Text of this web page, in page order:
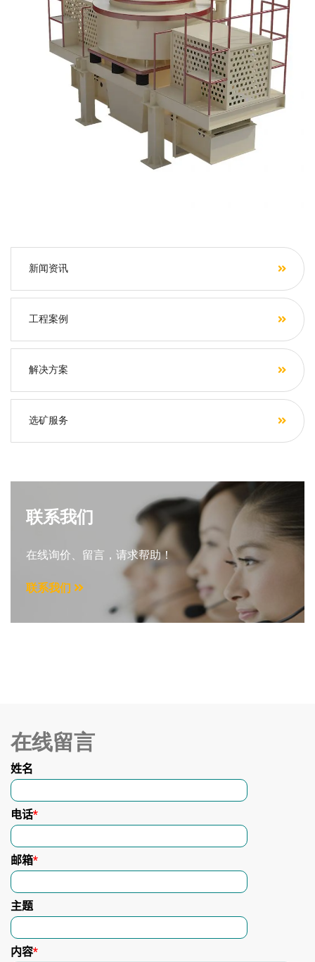
新闻资讯
工程案例
解决方案
选矿服务
联系我们
在线询价、留言，请求帮助！
联系我们
在线留言
姓名
电话*
邮箱*
主题
内容*